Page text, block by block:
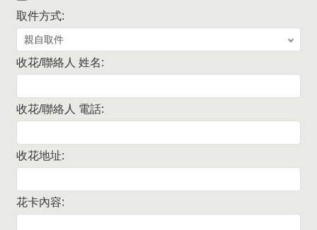
取件方式:
收花/聯絡人 姓名:
收花/聯絡人 電話:
收花地址:
花卡內容: